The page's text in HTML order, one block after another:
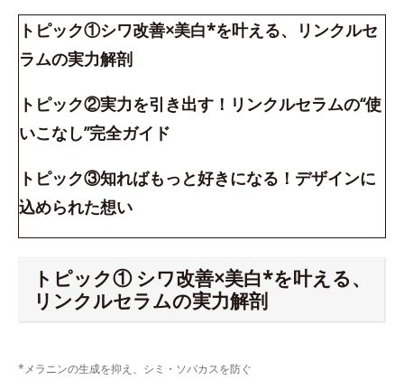
トピック①シワ改善×美白*を叶える、リンクルセ
ラムの実力解剖
トピック②実力を引き出す！リンクルセラムの“使
いこなし”完全ガイド
トピック③知ればもっと好きになる！デザインに
込められた想い
トピック① シワ改善×美白*を叶える、
リンクルセラムの実力解剖
*メラニンの生成を抑え、シミ・ソバカスを防ぐ